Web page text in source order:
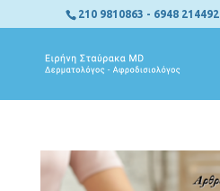
210 9810863 - 6948 214492